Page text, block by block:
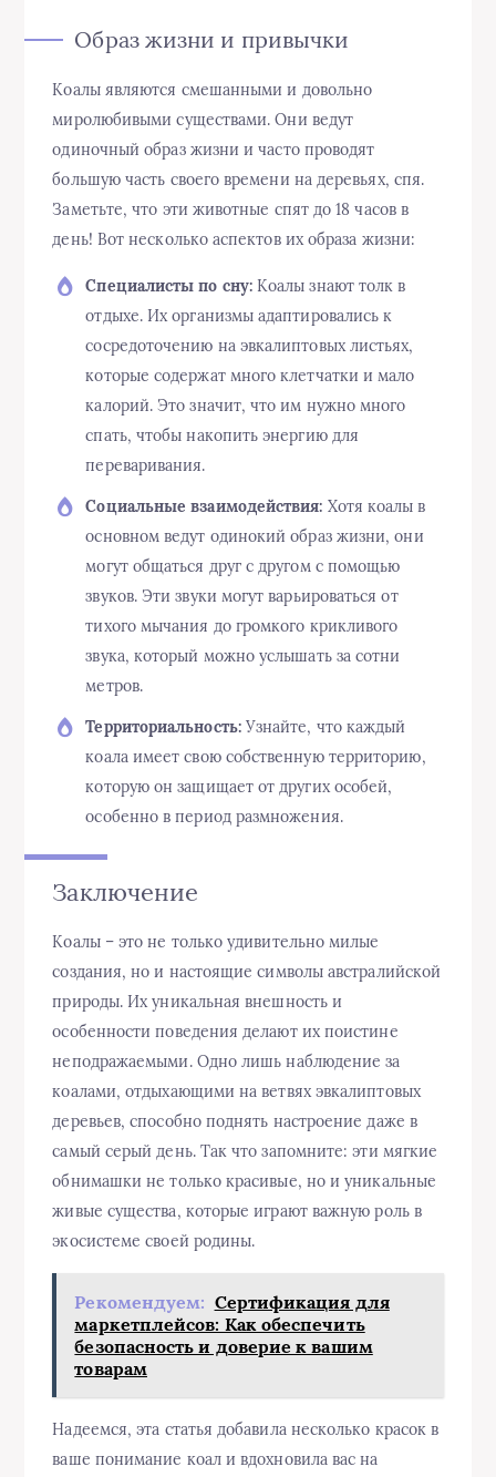
Образ жизни и привычки
Коалы являются смешанными и довольно
миролюбивыми существами. Они ведут
одиночный образ жизни и часто проводят
большую часть своего времени на деревьях, спя.
Заметьте, что эти животные спят до 18 часов в
день! Вот несколько аспектов их образа жизни:
Специалисты по сну:Коалы знают толк в
отдыхе. Их организмы адаптировались к
сосредоточению на эвкалиптовых листьях,
которые содержат много клетчатки и мало
калорий. Это значит, что им нужно много
спать, чтобы накопить энергию для
переваривания.
Социальные взаимодействия: Хотя коалы в
основном ведут одинокий образ жизни, они
могут общаться друг с другом с помощью
звуков. Эти звуки могут варьироваться от
тихого мычания до громкого крикливого
звука, который можно услышать за сотни
метров.
Территориальность:Узнайте, что каждый
коала имеет свою собственную территорию,
которую он защищает от других особей,
особенно в период размножения.
Заключение
Коалы – это не только удивительно милые
создания, но и настоящие символы австралийской
природы. Их уникальная внешность и
особенности поведения делают их поистине
неподражаемыми. Одно лишь наблюдение за
коалами, отдыхающими на ветвях эвкалиптовых
деревьев, способно поднять настроение даже в
самый серый день. Так что запомните: эти мягкие
обнимашки не только красивые, но и уникальные
живые существа, которые играют важную роль в
экосистеме своей родины.
Рекомендуем: Сертификация для
маркетплейсов: Как обеспечить
безопасность и доверие к вашим
товарам
Надеемся, эта статья добавила несколько красок в
ваше понимание коал и вдохновила вас на